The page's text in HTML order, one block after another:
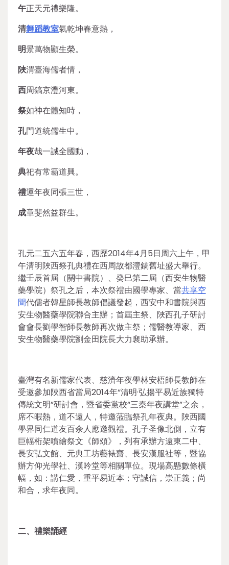
午正天元禮樂隆。
清舞蹈教室氣乾坤春意熱，
明景萬物顯生榮。
陜渭臺海儒者情，
西周鎬京灃河東。
祭如神在體知時，
孔門道統儒生中。
年夜哉一誠全國動，
典祀有常霸道興。
禮運年夜同張三世，
成章斐然益群生。
孔元二五六五年春，西歷2014年4月5日周六上午，甲
午清明陜西祭孔典禮在西周故都灃鎬舊址盛大舉行。
繼壬辰首屆（關中書院）、癸巳第二屆（西安生物醫
藥學院）祭孔之后，本次祭禮由國學專家、當共享空
間代儒者韓星師長教師倡議發起，西安中和書院與西
安生物醫藥學院聯合主辦；首屆主祭、陜西孔子研討
會會長劉學智師長教師再次做主祭；儒醫教導家、西
安生物醫藥學院劉金田院長大力襄助承辦。
臺灣有名新儒家代表、慈濟年夜學林安梧師長教師在
受邀參加陜西省當局2014年“清明·弘揚平易近族獨特
傳統文明”研討會，暨省委黨校“三秦年夜講堂”之余，
席不暇熱，道不遠人，特邀蒞臨祭孔年夜典。陜西國
學界同仁道友百余人應邀觀禮。孔子圣像北側，立有
巨幅桁架噴繪祭文《師頌》，列有承辦方遠東二中、
長安弘文館、元典工坊藝裱齋、長安漢服社等，暨協
辦方仰光學社、漢吟堂等相關單位。現場高懸數條橫
幅，如：講仁愛，重平易近本；守誠信，崇正義；尚
和合，求年夜同。
二、禮樂誦經